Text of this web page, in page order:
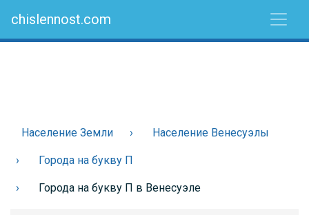
chislennost.com
Население Земли Население Венесуэлы
Города на букву П
Города на букву П в Венесуэле